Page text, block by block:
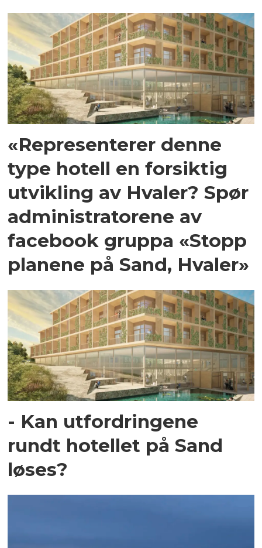
«Representerer denne
type hotell en forsiktig
utvikling av Hvaler? Spør
administratorene av
facebook gruppa «Stopp
planene på Sand, Hvaler»
- Kan utfordringene
rundt hotellet på Sand
løses?